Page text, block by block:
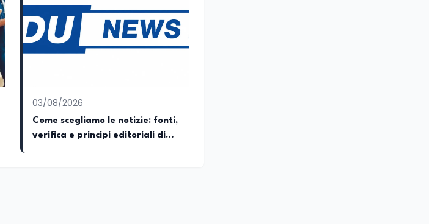
03/08/2026
Come scegliamo le notizie: fonti,
verifica e principi editoriali di